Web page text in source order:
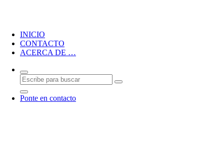
INICIO
CONTACTO
ACERCA DE …
Ponte en contacto